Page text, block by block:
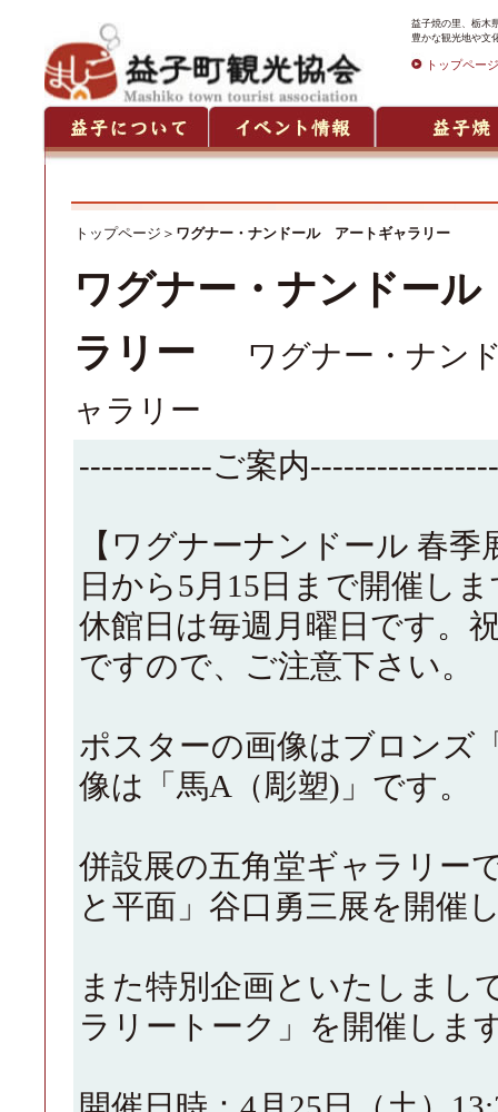
益子焼の里、栃木
豊かな観光地や文
トップページ
トップページ ＞ ワグナー・ナンドール アートギャラリー
ワグナー・ナンドー
ラリー
ワグナー・ナ
ャラリー
------------ご案内
【ワグナーナンドール 春季
日から5月15日まで開催し
休館日は毎週月曜日です。
ですので、ご注意下さい。
ポスターの画像はブロンズ
像は「馬A（彫塑)」です。
併設展の五角堂ギャラリー
と平面」谷口勇三展を開催
また特別企画といたしまし
ラリートーク」を開催しま